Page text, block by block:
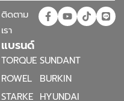
ติดตาม
เรา
แบรนด์
TORQUE
ROWEL
STARKE
SUNDANT
BURKIN
HYUNDAI